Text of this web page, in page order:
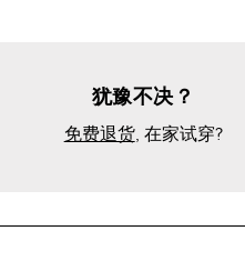
犹豫不决？
免费退货, 在家试穿?